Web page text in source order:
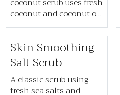
rejuvenative results.
coconut scrub uses fresh
coconut and coconut oil
to exfoliate, moisturise,
and soften skin—ideal
for achieving a smooth,
naturally tanned glow.
Skin Smoothing
Salt Scrub
A classic scrub using
fresh sea salts and